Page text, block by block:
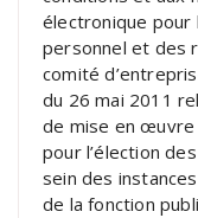
électronique pour
personnel et des
comité
du 26 mai 2011
de mise en
pour l’élection
sein des
de la fonction